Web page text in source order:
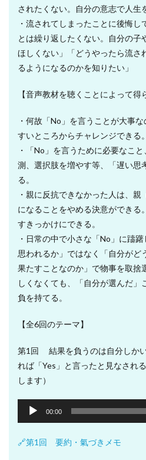
されたくない。自分の意志で人生
・流されてしまったことに後悔し
とは繰り返したくない。自分の子
ほしくない」「どうやったら流さ
るようになるのかを知りたい」
【音声教材を聴くことによって得
・何故「No」を言うことが大事
すいところからチャレンジできる。
・「No」を言うために必要なこ
測、選択肢を増やす等、「遅い思
る。
・親に反抗できなかった人は、
になることをやめる決意ができる
すきっかけにできる。
・日常の中で小さな「No」に躊
思われるか」ではなく「自分がど
果たすことなのか」で物事を取捨
しくなくても、「自分が選んだ」
負を持てる。
【全6回のテーマ】
第1回 結果を負うのは自分しか
れば「Yes」と言ったと見なされ
します）
声
プ
00:00
🔗第1回 要約・氣づきメモ